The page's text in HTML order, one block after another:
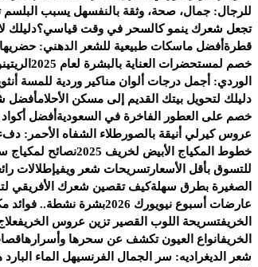
للرجال: جمال، صحة، وثقة بالنفسهل يسبب البلسم
تجعل شعرك ينمو كالسحر في وقت قياسي؟دليلك
قطرة أفضل ماسكات طبيعية للشعر الدهني:
خصم لمستحضرات العناية بالبشرة لعام 2025
الوردي: أجمل درجات ألوان مناكير وردية للمسة
دليلك لتحويل بيتك القديم إلى مسكن الأحلامأفضل
خصم على العطور الفاخرة في السعودية أفضل
عروس كيرلي أنيقة بالصور طلاء الشفاه الأحمر:
خطوط المكياج الأبيض لخريف 2025
نصائح لمكياج
للتسوق بأقل الأسعارتسريحات شعر ويفيإطلالات
الصغيرة بطرق سهلةكيف تقصين شعرك الأفريقي
عارضات أسبوع نيويورك 2026
بشرة نشطة.. فوائد
الخريفتسريحة اللوب القصير تزين عروس الخريف
الخريفانواع العيون تكشف عن سحرها وأسرارها
شعر الديغراديه: سر الجمال الفرنسيهل الماء